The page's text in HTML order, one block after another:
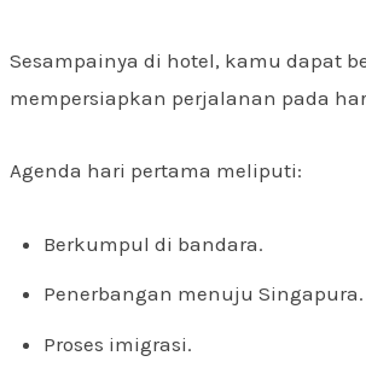
Sesampainya di hotel, kamu dapat
mempersiapkan perjalanan pada
Agenda hari pertama meliputi:
Berkumpul di bandara.
Penerbangan menuju Singapura.
Proses imigrasi.